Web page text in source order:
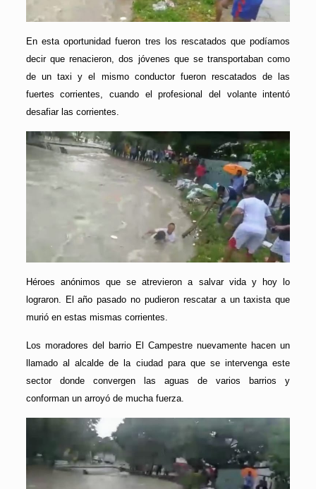
En esta oportunidad fueron tres los rescatados que podíamos
decir que renacieron, dos jóvenes que se transportaban como
de un taxi y el mismo conductor fueron rescatados de las
fuertes corrientes, cuando el profesional del volante intentó
desafiar las corrientes.
Héroes anónimos que se atrevieron a salvar vida y hoy lo
lograron. El año pasado no pudieron rescatar a un taxista que
murió en estas mismas corrientes.
Los moradores del barrio El Campestre nuevamente hacen un
llamado al alcalde de la ciudad para que se intervenga este
sector donde convergen las aguas de varios barrios y
conforman un arroyó de mucha fuerza.